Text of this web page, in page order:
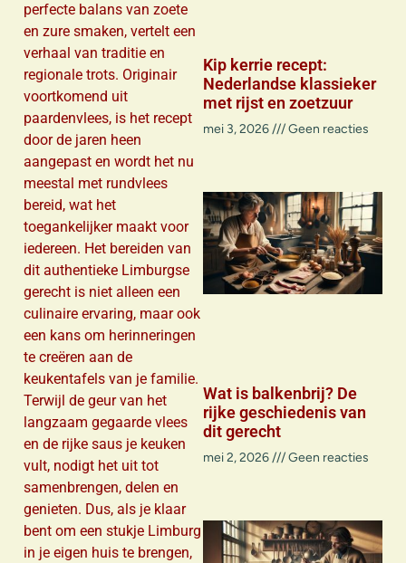
perfecte balans van zoete
en zure smaken, vertelt een
verhaal van traditie en
regionale trots. Originair
voortkomend uit
paardenvlees, is het recept
door de jaren heen
aangepast en wordt het nu
meestal met rundvlees
bereid, wat het
toegankelijker maakt voor
iedereen. Het bereiden van
dit authentieke Limburgse
gerecht is niet alleen een
culinaire ervaring, maar ook
een kans om herinneringen
te creëren aan de
keukentafels van je familie.
Terwijl de geur van het
langzaam gegaarde vlees
en de rijke saus je keuken
vult, nodigt het uit tot
samenbrengen, delen en
genieten. Dus, als je klaar
bent om een stukje Limburg
in je eigen huis te brengen,
Kip kerrie recept:
Nederlandse klassieker
met rijst en zoetzuur
mei 3, 2026 Geen reacties
Wat is balkenbrij? De
rijke geschiedenis van
dit gerecht
mei 2, 2026 Geen reacties